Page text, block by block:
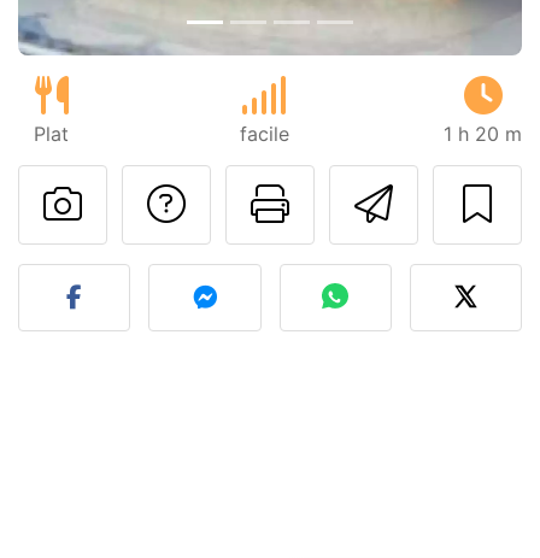
Plat facile 1 h 20 m
Imprimer
Poser une
Publier votre photo de